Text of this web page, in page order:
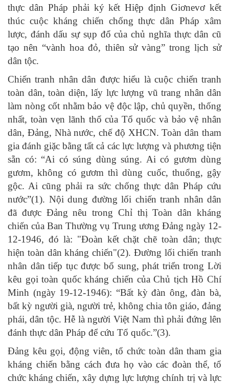
thực dân Pháp phải ký kết Hiệp định Giơnevơ kết
thúc cuộc kháng chiến chống thực dân Pháp xâm
lược, đánh dấu sự sụp đổ của chủ nghĩa thực dân cũ
tạo nên “vành hoa đỏ, thiên sử vàng” trong lịch sử
dân tộc.
Chiến tranh nhân dân được hiểu là cuộc chiến tranh
toàn dân, toàn diện, lấy lực lượng vũ trang nhân dân
làm nòng cốt nhằm bảo vệ độc lập, chủ quyền, thống
nhất, toàn vẹn lãnh thổ của Tổ quốc và bảo vệ nhân
dân, Đảng, Nhà nước, chế độ XHCN. Toàn dân tham
gia đánh giặc bằng tất cả các lực lượng và phương tiện
sẵn có: “Ai có súng dùng súng. Ai có gươm dùng
gươm, không có gươm thì dùng cuốc, thuổng, gậy
gộc. Ai cũng phải ra sức chống thực dân Pháp cứu
nước”(1). Nội dung đường lối chiến tranh nhân dân
đã được Đảng nêu trong Chỉ thị Toàn dân kháng
chiến của Ban Thường vụ Trung ương Đảng ngày 12-
12-1946, đó là: "Đoàn kết chặt chẽ toàn dân; thực
hiện toàn dân kháng chiến"(2). Đường lối chiến tranh
nhân dân tiếp tục được bổ sung, phát triển trong Lời
kêu gọi toàn quốc kháng chiến của Chủ tịch Hồ Chí
Minh (ngày 19-12-1946): “Bất kỳ đàn ông, đàn bà,
bất kỳ người già, người trẻ, không chia tôn giáo, đảng
phái, dân tộc. Hễ là người Việt Nam thì phải đứng lên
đánh thực dân Pháp để cứu Tổ quốc.”(3).
Đảng kêu gọi, động viên, tổ chức toàn dân tham gia
kháng chiến bằng cách đưa họ vào các đoàn thể, tổ
chức kháng chiến, xây dựng lực lượng chính trị và lực